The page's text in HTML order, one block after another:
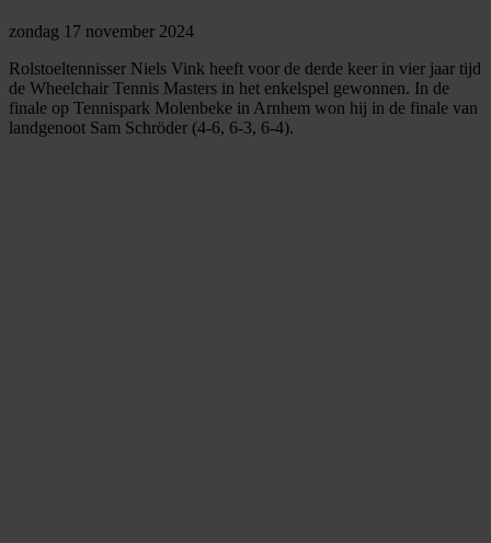
zondag 17 november 2024
Rolstoeltennisser Niels Vink heeft voor de derde keer in vier jaar tijd
de Wheelchair Tennis Masters in het enkelspel gewonnen. In de
finale op Tennispark Molenbeke in Arnhem won hij in de finale van
landgenoot Sam Schröder (4-6, 6-3, 6-4).